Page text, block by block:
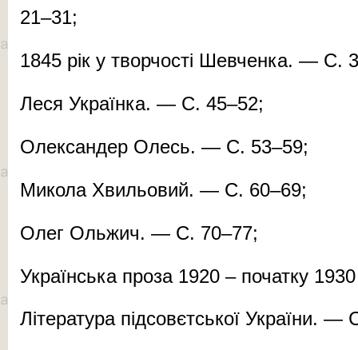
21–31;
1845 рік у твор­чос­ті Шев­чен­ка. — С.
Ле­ся Ук­ра­їн­ка. — С. 45–52;
Олек­сан­дер Олесь. — С. 53–59;
Ми­ко­ла Хвиль­о­вий. — С. 60–69;
Олег Оль­жич. — С. 70–77;
Ук­ра­їн­ська про­за 1920 – по­чат­ку
Лі­те­ра­ту­ра під­со­вєт­ської Ук­ра­ї­ни. —